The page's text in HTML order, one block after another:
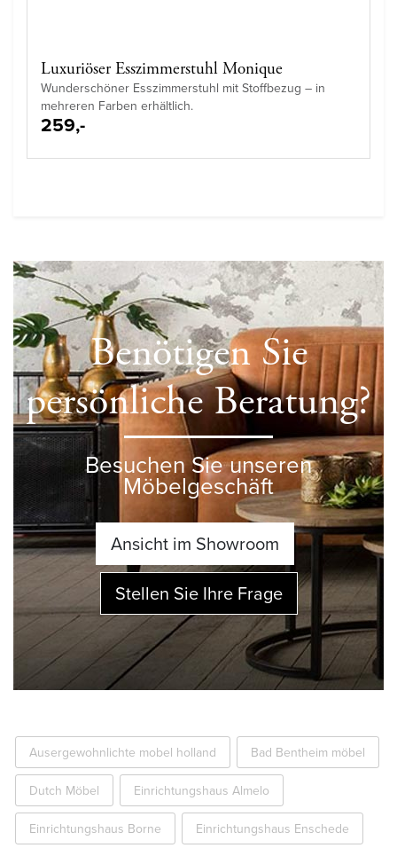
Luxuriöser Esszimmerstuhl Monique
Wunderschöner Esszimmerstuhl mit Stoffbezug – in
mehreren Farben erhältlich.
259,-
Benötigen Sie
persönliche Beratung?
Besuchen Sie unseren
Möbelgeschäft
Ansicht im Showroom
Stellen Sie Ihre Frage
Ausergewohnlichte mobel holland Bad Bentheim möbel
Dutch Möbel Einrichtungshaus Almelo
Einrichtungshaus Borne Einrichtungshaus Enschede